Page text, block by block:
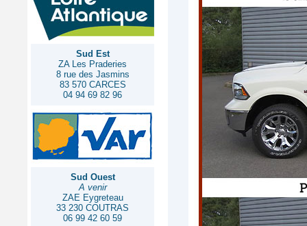
Sud Est
ZA Les Praderies
8 rue des Jasmins
83 570 CARCES
04 94 69 82 96
Sud Ouest
A venir
ZAE Eygreteau
33 230 COUTRAS
06 99 42 60 59